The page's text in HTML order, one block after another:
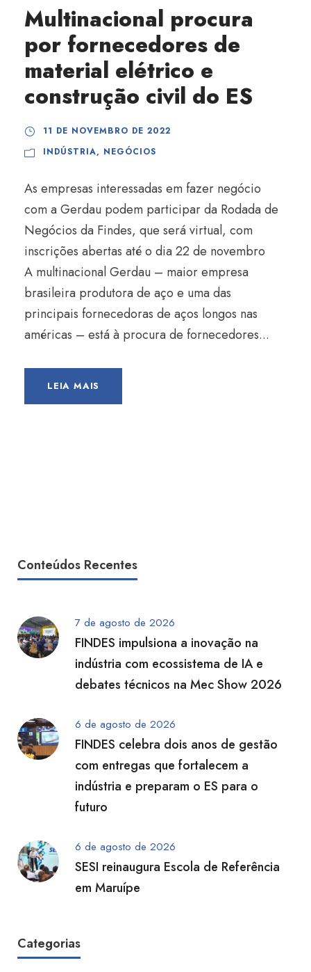
Multinacional procura
por fornecedores de
material elétrico e
construção civil do ES
11 DE NOVEMBRO DE 2022
INDÚSTRIA, NEGÓCIOS
As empresas interessadas em fazer negócio
com a Gerdau podem participar da Rodada de
Negócios da Findes, que será virtual, com
inscrições abertas até o dia 22 de novembro
A multinacional Gerdau – maior empresa
brasileira produtora de aço e uma das
principais fornecedoras de aços longos nas
américas – está à procura de fornecedores...
LEIA MAIS
Conteúdos Recentes
7 de agosto de 2026
FINDES impulsiona a inovação na
indústria com ecossistema de IA e
debates técnicos na Mec Show 2026
6 de agosto de 2026
FINDES celebra dois anos de gestão
com entregas que fortalecem a
indústria e preparam o ES para o
futuro
6 de agosto de 2026
SESI reinaugura Escola de Referência
em Maruípe
Categorias